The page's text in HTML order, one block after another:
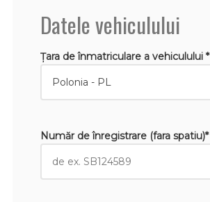
Datele vehiculului
Țara de înmatriculare a vehiculului *
Număr de înregistrare (fara spatiu)*